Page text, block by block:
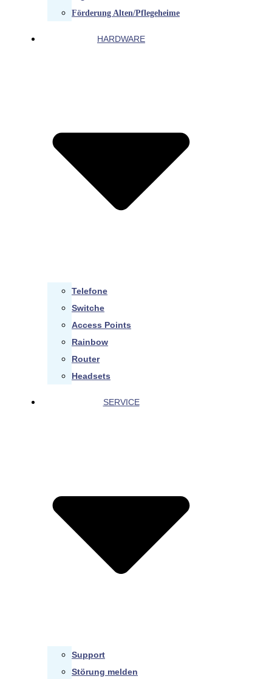
Förderung Alten/Pflegeheime
HARDWARE
Telefone
Switche
Access Points
Rainbow
Router
Headsets
SERVICE
Support
Störung melden